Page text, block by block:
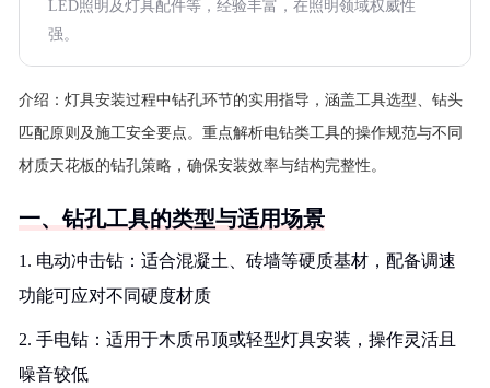
LED照明及灯具配件等，经验丰富，在照明领域权威性
强。
介绍： 灯具安装过程中钻孔环节的实用指导，涵盖工具选型、钻头
匹配原则及施工安全要点。重点解析电钻类工具的操作规范与不同
材质天花板的钻孔策略，确保安装效率与结构完整性。
一、钻孔工具的类型与适用场景
1. 电动冲击钻：适合混凝土、砖墙等硬质基材，配备调速
功能可应对不同硬度材质
2. 手电钻：适用于木质吊顶或轻型灯具安装，操作灵活且
噪音较低